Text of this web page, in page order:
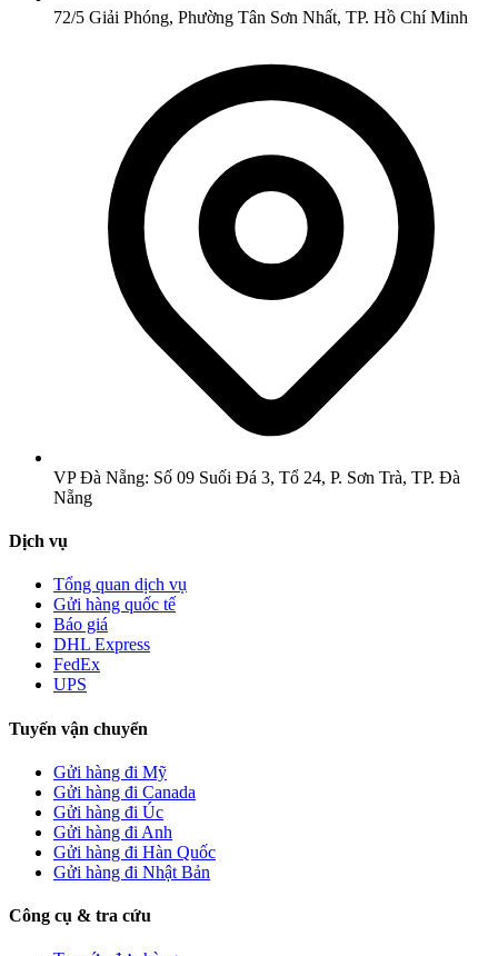
72/5 Giải Phóng, Phường Tân Sơn Nhất, TP. Hồ Chí Minh
VP Đà Nẵng: Số 09 Suối Đá 3, Tổ 24, P. Sơn Trà, TP. Đà
Nẵng
Dịch vụ
Tổng quan dịch vụ
Gửi hàng quốc tế
Báo giá
DHL Express
FedEx
UPS
Tuyến vận chuyển
Gửi hàng đi Mỹ
Gửi hàng đi Canada
Gửi hàng đi Úc
Gửi hàng đi Anh
Gửi hàng đi Hàn Quốc
Gửi hàng đi Nhật Bản
Công cụ & tra cứu